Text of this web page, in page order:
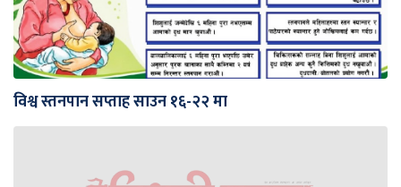
विश्व स्तनपान सप्ताह साउन १६-२२ मा